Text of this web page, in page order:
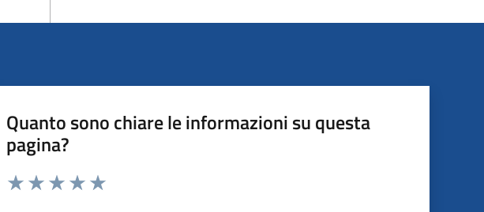
Quanto sono chiare le informazioni su questa
pagina?
Valuta da 1 a 5 stelle la pagina